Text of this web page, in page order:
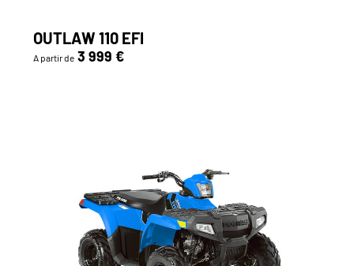
OUTLAW 110 EFI
A partir de 3 999 €